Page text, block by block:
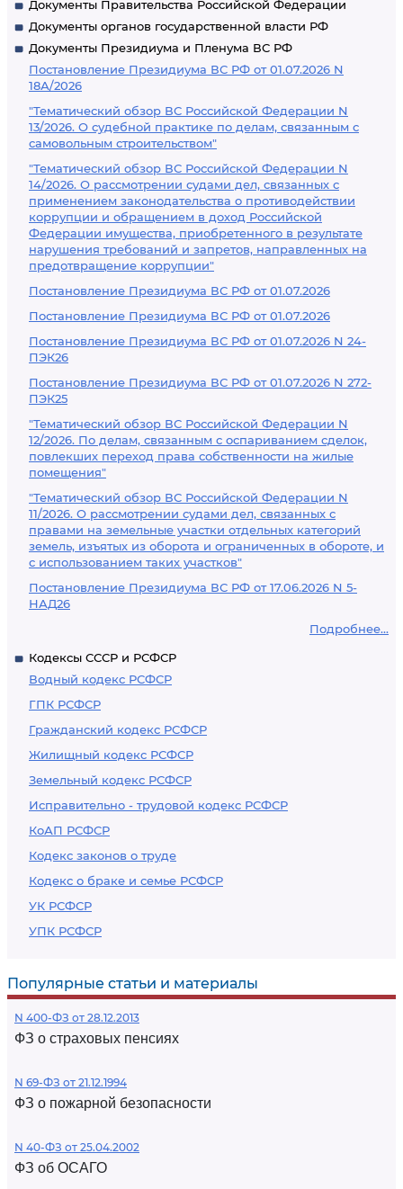
Документы Правительства Российской Федерации
Документы органов государственной власти РФ
Документы Президиума и Пленума ВС РФ
Постановление Президиума ВС РФ от 01.07.2026 N
18А/2026
"Тематический обзор ВС Российской Федерации N
13/2026. О судебной практике по делам, связанным с
самовольным строительством"
"Тематический обзор ВС Российской Федерации N
14/2026. О рассмотрении судами дел, связанных с
применением законодательства о противодействии
коррупции и обращением в доход Российской
Федерации имущества, приобретенного в результате
нарушения требований и запретов, направленных на
предотвращение коррупции"
Постановление Президиума ВС РФ от 01.07.2026
Постановление Президиума ВС РФ от 01.07.2026
Постановление Президиума ВС РФ от 01.07.2026 N 24-
ПЭК26
Постановление Президиума ВС РФ от 01.07.2026 N 272-
ПЭК25
"Тематический обзор ВС Российской Федерации N
12/2026. По делам, связанным с оспариванием сделок,
повлекших переход права собственности на жилые
помещения"
"Тематический обзор ВС Российской Федерации N
11/2026. О рассмотрении судами дел, связанных с
правами на земельные участки отдельных категорий
земель, изъятых из оборота и ограниченных в обороте, и
с использованием таких участков"
Постановление Президиума ВС РФ от 17.06.2026 N 5-
НАД26
Подробнее...
Кодексы СССР и РСФСР
Водный кодекс РСФСР
ГПК РСФСР
Гражданский кодекс РСФСР
Жилищный кодекс РСФСР
Земельный кодекс РСФСР
Исправительно - трудовой кодекс РСФСР
КоАП РСФСР
Кодекс законов о труде
Кодекс о браке и семье РСФСР
УК РСФСР
УПК РСФСР
Популярные статьи и материалы
N 400-ФЗ от 28.12.2013
ФЗ о страховых пенсиях
N 69-ФЗ от 21.12.1994
ФЗ о пожарной безопасности
N 40-ФЗ от 25.04.2002
ФЗ об ОСАГО